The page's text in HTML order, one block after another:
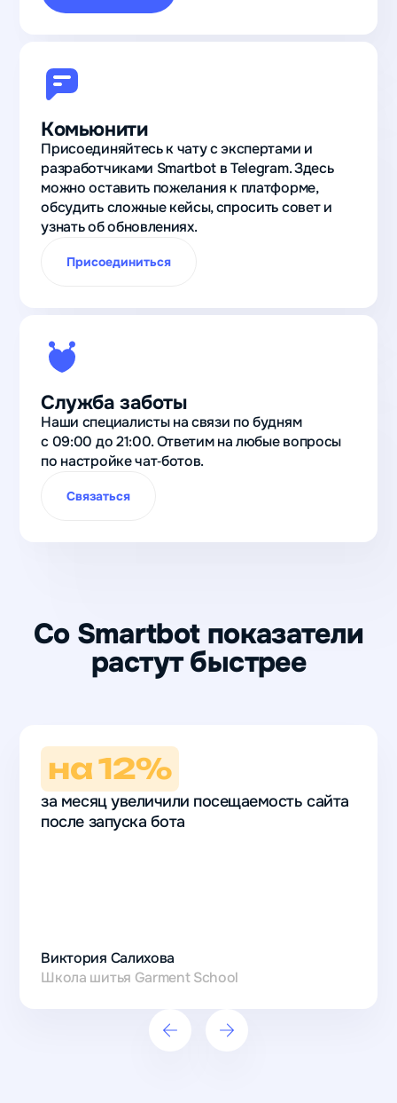
Комьюнити
Присоединяйтесь к чату с экспертами и
разработчиками Smartbot в Telegram. Здесь
можно оставить пожелания к платформе,
обсудить сложные кейсы, спросить совет и
узнать об обновлениях.
Присоединиться
Служба заботы
Наши специалисты на связи по будням
с 09:00 до 21:00. Ответим на любые вопросы
по настройке чат‑ботов.
Связаться
Со Smartbot показатели
растут быстрее
на 12%
за месяц увеличили посещаемость сайта
после запуска бота
Виктория Салихова
Школа шитья Garment School
сайта
бота